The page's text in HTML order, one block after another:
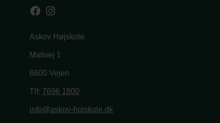
Facebook
Instagram
Askov Højskole
Maltvej 1
6600 Vejen
Tlf: 7696 1800
info@askov-hojskole.dk